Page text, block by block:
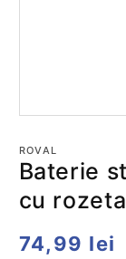
media
1
într-
fereastră
ROVAL
Baterie
cu rozeta
Preț
74,99 lei